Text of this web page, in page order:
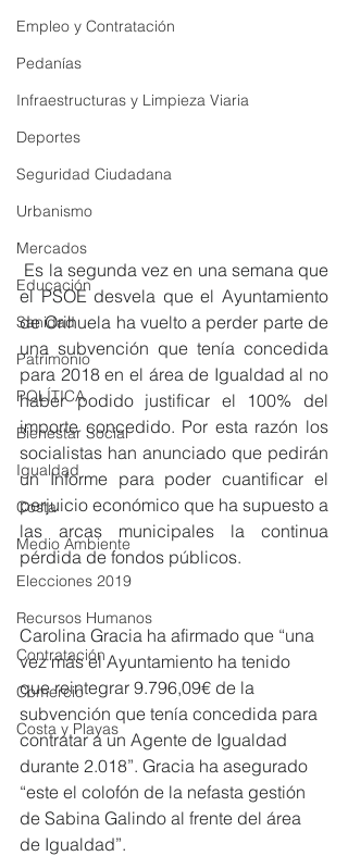
Empleo y Contratación
Pedanías
Infraestructuras y Limpieza Viaria
Deportes
Seguridad Ciudadana
Urbanismo
Mercados
Educación
Sanidad
Patrimonio
POLÍTICA
Bienestar Social
Igualdad
Costa
Medio Ambiente
Elecciones 2019
Recursos Humanos
Contratación
Comercio
Costa y Playas
el PSOE desvela que el Ayuntamiento
de Orihuela ha vuelto a perder parte de
una subvención que tenía concedida
para 2018 en el área de Igualdad al no
haber podido justificar el 100% del
importe concedido. Por esta razón los
socialistas han anunciado que pedirán
un Informe para poder cuantificar el
perjuicio económico que ha supuesto a
las arcas municipales la continua
pérdida de fondos públicos.
Carolina Gracia ha afirmado que “una
vez más el Ayuntamiento ha tenido
que reintegrar 9.796,09€ de la
subvención que tenía concedida para
contratar a un Agente de Igualdad
durante 2.018”. Gracia ha asegurado
“este el colofón de la nefasta gestión
de Sabina Galindo al frente del área
de Igualdad”.